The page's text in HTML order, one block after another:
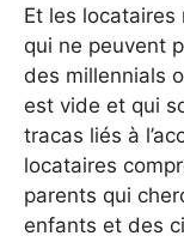
Et les
qui ne peuvent
des millennials
est vide et qui
tracas liés à
locataires
parents qui
enfants et des